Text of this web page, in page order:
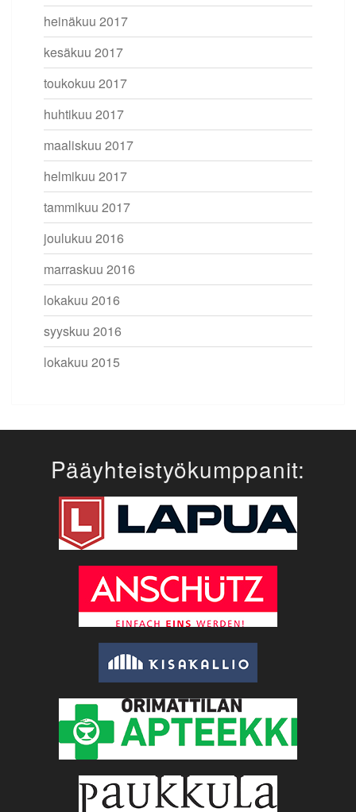
heinäkuu 2017
kesäkuu 2017
toukokuu 2017
huhtikuu 2017
maaliskuu 2017
helmikuu 2017
tammikuu 2017
joulukuu 2016
marraskuu 2016
lokakuu 2016
syyskuu 2016
lokakuu 2015
Pääyhteistyökumppanit: